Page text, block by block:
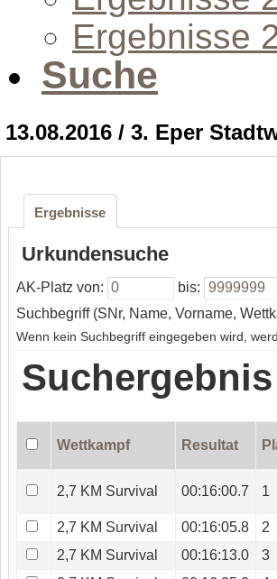
Ergebnisse
Suche
13.08.2016 / 3. Eper
Ergebnisse
Urkundensuche
AK-Platz von:
bis:
Suchbegriff (SNr, Name, Vorname,
Wenn kein Suchbegriff eingegeben wird,
Wettkampf Resultat
2,7 KM Survival 00:16:00.7 1
2,7 KM Survival
00:16:05.8 2
2,7 KM Survival
00:16:13.0 3